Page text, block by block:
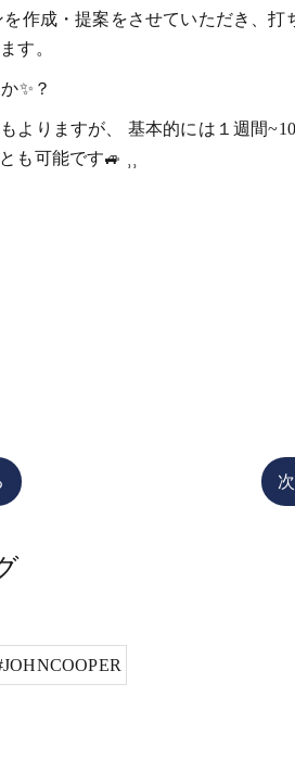
作成・提案をさせていただき、打
す。
✨️？
よりますが、 基本的には１週間
も可能です🚙 ⸒⸒